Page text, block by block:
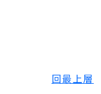
回最上層